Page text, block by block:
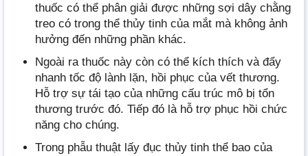
thuốc có thể phân giải được những sợi dây chằng
treo có trong thể thủy tinh của mắt mà không ảnh
hưởng đến những phần khác.
Ngoài ra thuốc này còn có thể kích thích và đẩy
nhanh tốc độ lành lặn, hồi phục của vết thương.
Hỗ trợ sự tái tạo của những cấu trúc mô bị tổn
thương trước đó. Tiếp đó là hỗ trợ phục hồi chức
năng cho chúng.
Trong phẫu thuật lấy đục thủy tinh thể bao của